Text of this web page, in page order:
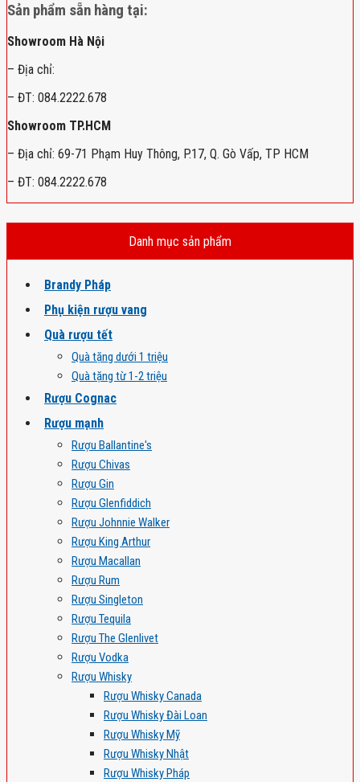
Sản phẩm sẵn hàng tại:
Showroom Hà Nội
– Địa chỉ:
– ĐT: 084.2222.678
Showroom TP.HCM
– Địa chỉ: 69-71 Phạm Huy Thông, P.17, Q. Gò Vấp, TP HCM
– ĐT: 084.2222.678
Danh mục sản phẩm
Brandy Pháp
Phụ kiện rượu vang
Quà rượu tết
Quà tặng dưới 1 triệu
Quà tặng từ 1-2 triệu
Rượu Cognac
Rượu mạnh
Rượu Ballantine's
Rượu Chivas
Rượu Gin
Rượu Glenfiddich
Rượu Johnnie Walker
Rượu King Arthur
Rượu Macallan
Rượu Rum
Rượu Singleton
Rượu Tequila
Rượu The Glenlivet
Rượu Vodka
Rượu Whisky
Rượu Whisky Canada
Rượu Whisky Đài Loan
Rượu Whisky Mỹ
Rượu Whisky Nhật
Rượu Whisky Pháp